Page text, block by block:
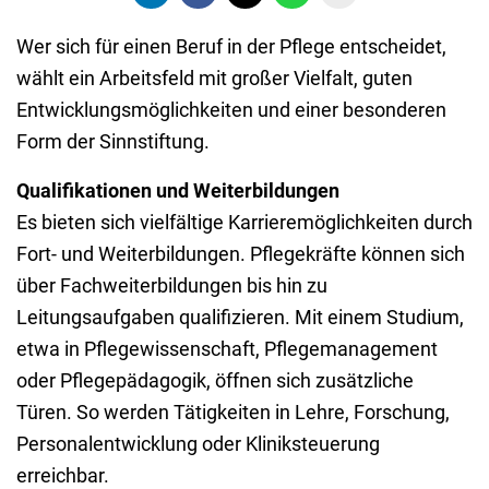
Wer sich für einen Beruf in der Pflege entscheidet,
wählt ein Arbeitsfeld mit großer Vielfalt, guten
Entwicklungsmöglichkeiten und einer besonderen
Form der Sinnstiftung.
Qualifikationen und Weiterbildungen
Es bieten sich vielfältige Karrieremöglichkeiten durch
Fort- und Weiterbildungen. Pflegekräfte können sich
über Fachweiterbildungen bis hin zu
Leitungsaufgaben qualifizieren. Mit einem Studium,
etwa in Pflegewissenschaft, Pflegemanagement
oder Pflegepädagogik, öffnen sich zusätzliche
Türen. So werden Tätigkeiten in Lehre, Forschung,
Personalentwicklung oder Kliniksteuerung
erreichbar.